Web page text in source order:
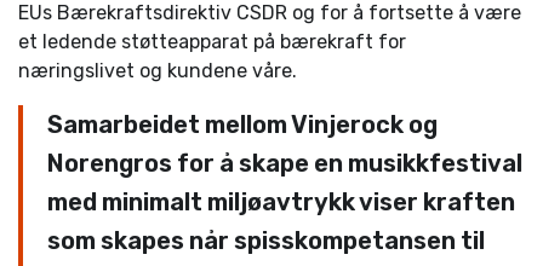
EUs Bærekraftsdirektiv CSDR og for å fortsette å være
et ledende støtteapparat på bærekraft for
næringslivet og kundene våre.
Samarbeidet mellom Vinjerock og
Norengros for å skape en musikkfestival
med minimalt miljøavtrykk viser kraften
som skapes når spisskompetansen til